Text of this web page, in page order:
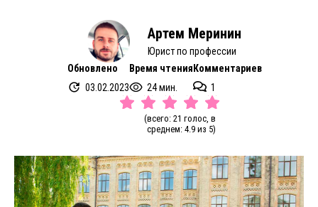
Артем Меринин
Юрист по профессии
Обновлено
03.02.2023
Время чтения
24 мин.
Комментариев
1
(всего: 21 голос, в
среднем: 4.9 из 5)